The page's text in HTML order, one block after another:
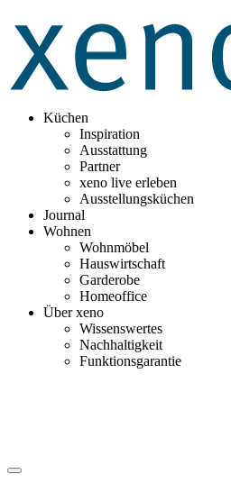
Küchen
Inspiration
Ausstattung
Partner
xeno live erleben
Ausstellungsküchen
Journal
Wohnen
Wohnmöbel
Hauswirtschaft
Garderobe
Homeoffice
Über xeno
Wissenswertes
Nachhaltigkeit
Funktionsgarantie